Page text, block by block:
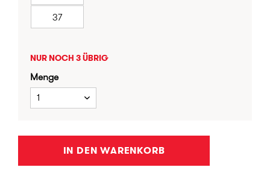
37
NUR NOCH 3 ÜBRIG
Menge
1
IN DEN WARENKORB